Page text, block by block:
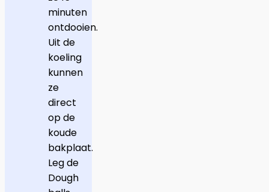
minuten
ontdooien.
Uit de
koeling
kunnen
ze
direct
op de
koude
bakplaat.
Leg de
Dough